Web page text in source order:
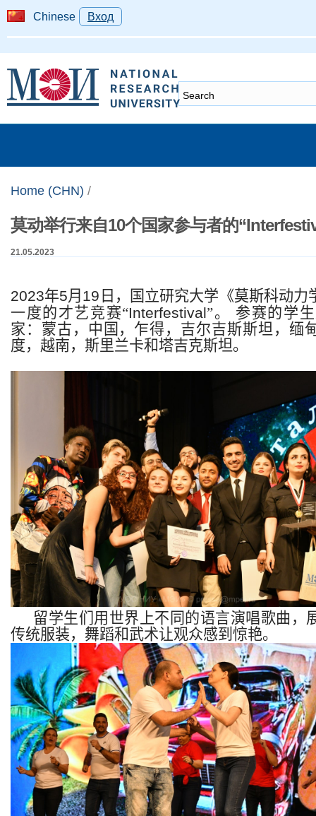
Chinese Вход
Home (CHN) /
莫动举行来自10个国家参与者的
21.05.2023
2023年5月 19 日，国立研究大学《莫斯科动力
一度的才艺竞赛“Interfestival”。
参赛的学
家 ：蒙古，中国，乍得，吉尔吉斯斯坦，缅
度，越南，斯里兰卡和塔吉克斯坦。
留学生们用世界上不同的语言演唱歌曲，
传统服装，舞蹈和武术让观众感到惊艳。